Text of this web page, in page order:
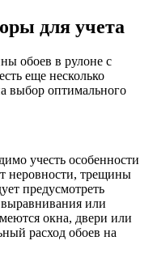
для учета
обоев в рулоне с
еще несколько
выбор оптимального
учесть особенности
неровности, трещины
предусмотреть
или
окна, двери или
расход обоев на